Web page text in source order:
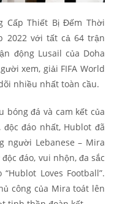
Cấp Thiết Bị Đếm Thời
2022 với tất cả 64 trận
động Lusail của Doha
xem, giải FIFA World
nhiều nhất toàn cầu.
đá và cam kết của
đáo nhất, Hublot đã
người Lebanese – Mira
đáo, vui nhộn, đa sắc
Loves Football”.
công của Mira toát lên